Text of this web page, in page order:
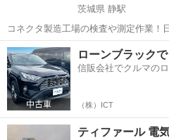
茨城県 静駅
コネクタ製造工場の検査や測定作業！
日128日★クリーンルーム内作業★マ
★就業先食堂利用可！日払い制度あり！《
工場のお仕事 ◇コネクタ製造工...
茨城 常陸大宮市 静駅 そ
ローンブラック
信販会社でクルマの
（株）ICT
ティファール 電